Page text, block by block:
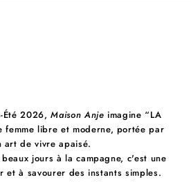
Été 2026,Maison Anje imagine “LA
femme libre et moderne, portée par
art de vivre apaisé.
jours à la campagne, c'est une
à savourer des instants simples.